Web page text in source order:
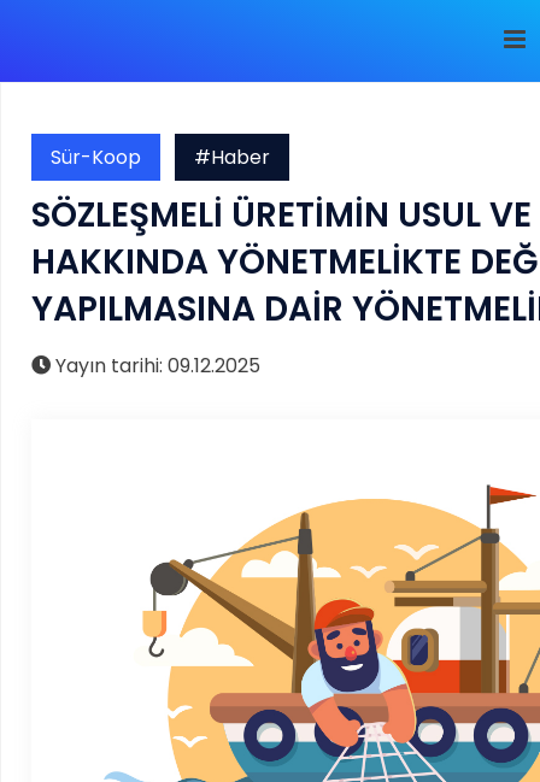
Sür-Koop #Haber
SÖZLEŞMELİ ÜRETİMİN USUL
HAKKINDA YÖNETMELİKTE
YAPILMASINA DAİR
Yayın tarihi: 09.12.2025